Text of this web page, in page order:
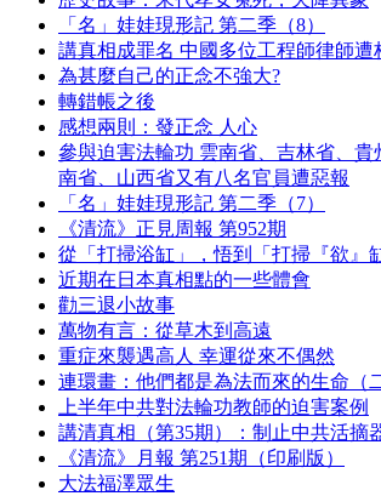
「名」娃娃現形記 第二季（8）
講真相成罪名 中國多位工程師律師遭
為甚麼自己的正念不強大?
轉錯帳之後
感想兩則：發正念 人心
參與迫害法輪功 雲南省、吉林省、貴
南省、山西省又有八名官員遭惡報
「名」娃娃現形記 第二季（7）
《清流》正見周報 第952期
從「打掃浴缸」，悟到「打掃『欲』
近期在日本真相點的一些體會
勸三退小故事
萬物有言：從草木到高遠
重症來襲遇高人 幸運從來不偶然
連環畫：他們都是為法而來的生命（
上半年中共對法輪功教師的迫害案例
講清真相（第35期）：制止中共活摘
《清流》月報 第251期（印刷版）
大法福澤眾生